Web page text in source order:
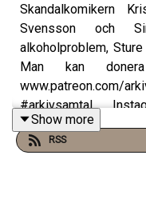
Skandalkomikern
Svensson och
alkoholproblem,
Man kan
www.patreon.com/
#arkivsamtal
gardenfors Facebook:
Show more
RSS